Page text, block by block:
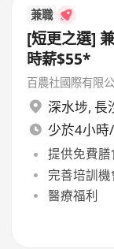
兼職
[短更之選]
時薪$55*
百農社國際有限
深水埗, 長
少於4小時
提供免費膳
完善培訓機
醫療福利